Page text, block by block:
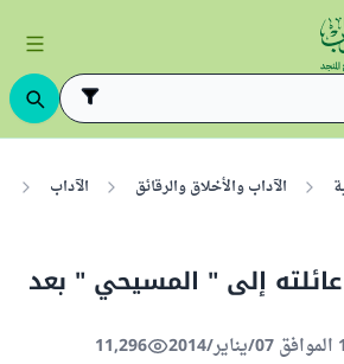
الآداب والأخلاق والرقائق الآداب
إلى " المسيحي " بعد
11,296